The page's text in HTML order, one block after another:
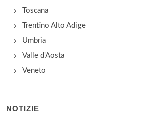
Toscana
Trentino Alto Adige
Umbria
Valle d'Aosta
Veneto
NOTIZIE